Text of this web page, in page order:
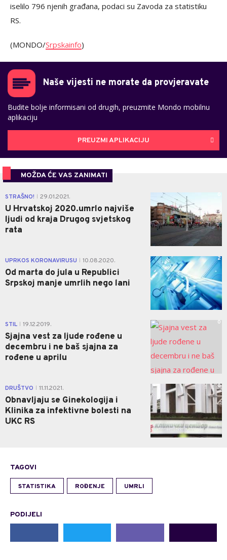
iselilo 796 njenih građana, podaci su Zavoda za statistiku
RS.
(MONDO/Srpskainfo)
Naše vijesti ne morate da provjeravate
Budite bolje informisani od drugih, preuzmite Mondo mobilnu
aplikaciju
PREUZMI APLIKACIJU
MOŽDA ĆE VAS ZANIMATI
STRAŠNO! 29.01.2021.
U Hrvatskoj 2020.umrlo najviše
ljudi od kraja Drugog svjetskog
rata
0
UPRKOS KORONAVIRUSU 10.08.2020.
Od marta do jula u Republici
Srpskoj manje umrlih nego lani
2
STIL 19.12.2019.
Sjajna vest za ljude rođene u
decembru i ne baš sjajna za
rođene u aprilu
0
DRUŠTVO 11.11.2021.
Obnavljaju se Ginekologija i
Klinika za infektivne bolesti na
UKC RS
0
TAGOVI
STATISTIKA ROĐENJE UMRLI
PODIJELI